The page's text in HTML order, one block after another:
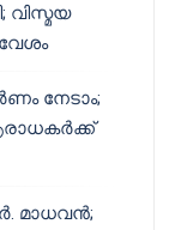
വിസ്മയ
നേടാം;
മാധവൻ;